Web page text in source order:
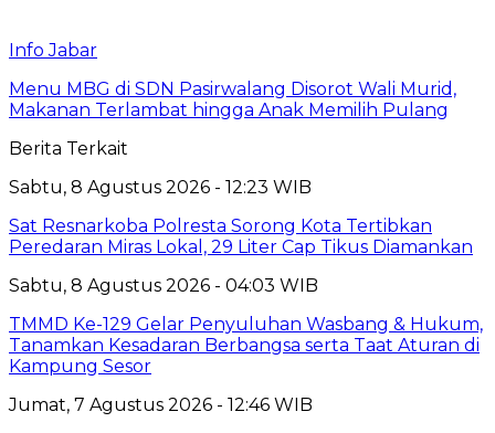
Info Jabar
Menu MBG di SDN Pasirwalang Disorot Wali Murid,
Makanan Terlambat hingga Anak Memilih Pulang
Berita Terkait
Sabtu, 8 Agustus 2026 - 12:23 WIB
Sat Resnarkoba Polresta Sorong Kota Tertibkan
Peredaran Miras Lokal, 29 Liter Cap Tikus Diamankan
Sabtu, 8 Agustus 2026 - 04:03 WIB
TMMD Ke-129 Gelar Penyuluhan Wasbang & Hukum,
Tanamkan Kesadaran Berbangsa serta Taat Aturan di
Kampung Sesor
Jumat, 7 Agustus 2026 - 12:46 WIB